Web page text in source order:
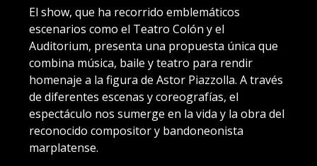
El show, que ha recorrido emblemáticos
escenarios como el Teatro Colón y el
Auditorium, presenta una propuesta única que
combina música, baile y teatro para rendir
homenaje a la figura de Astor Piazzolla. A través
de diferentes escenas y coreografías, el
espectáculo nos sumerge en la vida y la obra del
reconocido compositor y bandoneonista
marplatense.